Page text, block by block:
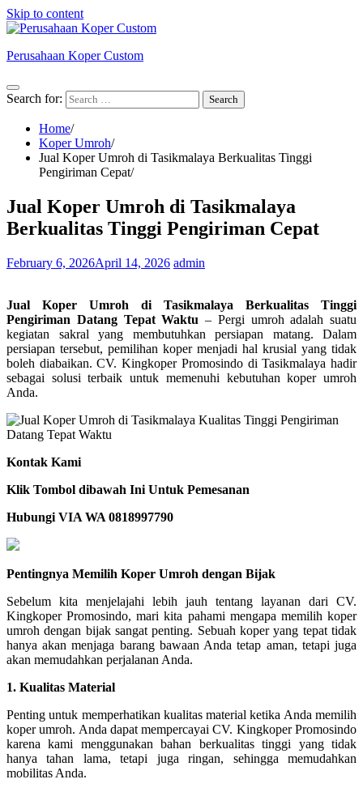
Skip to content
Perusahaan Koper Custom
Search for:
Home
Koper Umroh
Jual Koper Umroh di Tasikmalaya Berkualitas Tinggi
Pengiriman Cepat
Jual Koper Umroh di Tasikmalaya
Berkualitas Tinggi Pengiriman Cepat
February 6, 2026April 14, 2026 admin
Jual Koper Umroh di Tasikmalaya Berkualitas Tinggi
Pengiriman Datang Tepat Waktu – Pergi umroh adalah suatu
kegiatan sakral yang membutuhkan persiapan matang. Dalam
persiapan tersebut, pemilihan koper menjadi hal krusial yang tidak
boleh diabaikan. CV. Kingkoper Promosindo di Tasikmalaya hadir
sebagai solusi terbaik untuk memenuhi kebutuhan koper umroh
Anda.
Kontak Kami
Klik Tombol dibawah Ini Untuk Pemesanan
Hubungi VIA WA 0818997790
Pentingnya Memilih Koper Umroh dengan Bijak
Sebelum kita menjelajahi lebih jauh tentang layanan dari CV.
Kingkoper Promosindo, mari kita pahami mengapa memilih koper
umroh dengan bijak sangat penting. Sebuah koper yang tepat tidak
hanya akan menjaga barang bawaan Anda tetap aman, tetapi juga
akan memudahkan perjalanan Anda.
1. Kualitas Material
Penting untuk memperhatikan kualitas material ketika Anda memilih
koper umroh. Anda dapat mempercayai CV. Kingkoper Promosindo
karena kami menggunakan bahan berkualitas tinggi yang tidak
hanya tahan lama, tetapi juga ringan, sehingga memudahkan
mobilitas Anda.